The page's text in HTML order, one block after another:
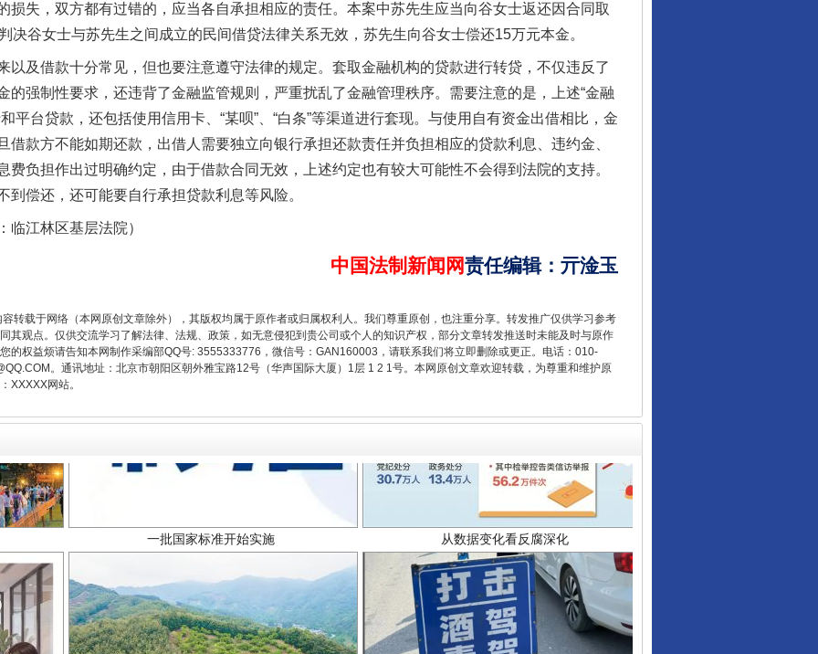
损失，双方都有过错的，应当各自承担相应的责任。本案中苏先生应当向谷女士返还因合同取
决谷女士与苏先生之间成立的民间借贷法律关系无效，苏先生向谷女士偿还15万元本金。
借款十分常见，但也要注意遵守法律的规定。套取金融机构的贷款进行转贷，不仅违反了
的强制性要求，还违背了金融监管规则，严重扰乱了金融管理秩序。需要注意的是，上述“金融
平台贷款，还包括使用信用卡、“某呗”、“白条”等渠道进行套现。与使用自有资金出借相比，金
借款方不能如期还款，出借人需要独立向银行承担还款责任并负担相应的贷款利息、违约金、
费负担作出过明确约定，由于借款合同无效，上述约定也有较大可能性不会得到法院的支持。
到偿还，还可能要自行承担贷款利息等风险。
江林区基层法院）
中国法制新闻网责任编辑： 亓淦玉
转载于网络（本网原创文章除外），其版权均属于原作者或归属权利人。我们尊重原创，也注重分享。转发推广仅供学习参考
其观点。仅供交流学习了解法律、法规、政策，如无意侵犯到贵公司或个人的知识产权，部分文章转发推送时未能及时与原作
的权益烦请告知本网制作采编部QQ号: 3555333776，微信号：GAN160003，请联系我们将立即删除或更正。电话：010-
。通讯地址：北京市朝阳区朝外雅宝路12号（华声国际大厦）1层 1 2 1号。本网原创文章欢迎转载，为尊重和维护原
XXXXX网站。
题” 法徽映军营 权益有保障